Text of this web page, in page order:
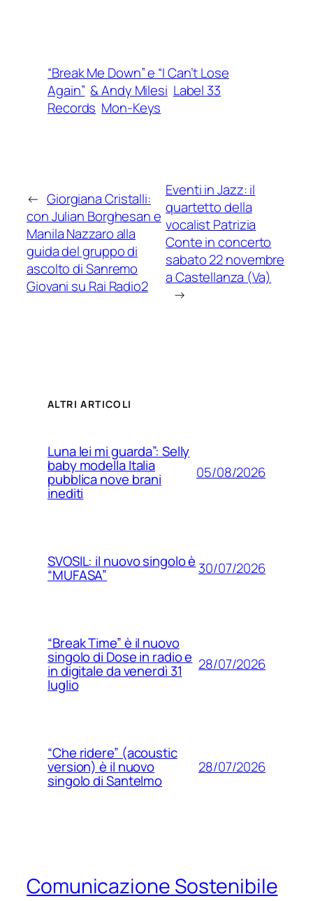
“Break Me Down” e “I Can’t Lose
Again” & Andy Milesi Label 33
Records Mon-Keys
← Giorgiana Cristalli:
con Julian Borghesan e
Manila Nazzaro alla
guida del gruppo di
ascolto di Sanremo
Giovani su Rai Radio2
Eventi in Jazz: il
quartetto della
vocalist Patrizia
Conte in concerto
sabato 22 novembre
a Castellanza (Va)
→
ALTRI ARTICOLI
Luna lei mi guarda”: Selly
baby modella Italia
pubblica nove brani
inediti
05/08/2026
SVOSIL: il nuovo singolo è
“MUFASA” 30/07/2026
“Break Time” è il nuovo
singolo di Dose in radio e
in digitale da venerdì 31
luglio
28/07/2026
“Che ridere” (acoustic
version) è il nuovo
singolo di Santelmo
28/07/2026
Comunicazione Sostenibile